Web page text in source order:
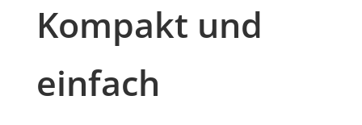
Kompakt und
einfach